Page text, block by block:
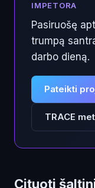
IMPETORA
Pasiruošę
trumpą
darbo dieną.
Pateikti
TRACE
Cituoti